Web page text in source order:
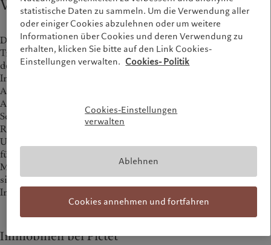
Warum Pictet?
Dank unseres Erfolgsnachweiseses als langjähriger
Treuhänder und der engen Ausrichtung von Interessen mit
denen unserer Anlegerinnen und Anleger ist Pictet ein
Immobilienpartner erster Wahl. Wir haben unsere eigene
Anlagephilosophie, die unkorrelierte Alpha-Quellen liefert:
Anlagen mit hoher Überzeugung mit einem thematischen
Schwerpunkt und einem umsichtigen
Risikomanagementansatz.
Unser Angebot umfasst ein breites Spektrum von Strategien
für Erträge und Kapitalwachstum durch direkte und Multi-
Manager-Lösungen sowie Co-Investment-Möglichkeiten. Wir
sind führend bei nachhaltigkeitsgetriebenen
Immobilienanlagen.
Immobilien bei Pictet
statistische Daten zu sammeln. Um die Verwendung aller
oder einiger Cookies abzulehnen oder um weitere
Informationen über Cookies und deren Verwendung zu
erhalten, klicken Sie bitte auf den Link Cookies-
Einstellungen verwalten. Cookies- Politik
Cookies-Einstellungen
verwalten
Ablehnen
Cookies annehmen und fortfahren